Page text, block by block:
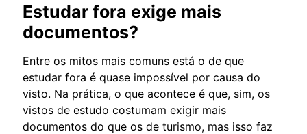
Estudar fora exige mais
documentos?
Entre os mitos mais comuns está o de que
estudar fora é quase impossível por causa do
visto. Na prática, o que acontece é que, sim, os
vistos de estudo costumam exigir mais
documentos do que os de turismo, mas isso faz